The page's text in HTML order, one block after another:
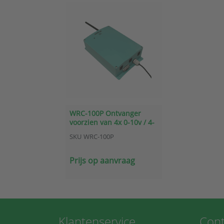
WRC-100P Ontvanger
voorzien van 4x 0-10v / 4-
SKU WRC-100P
Prijs op aanvraag